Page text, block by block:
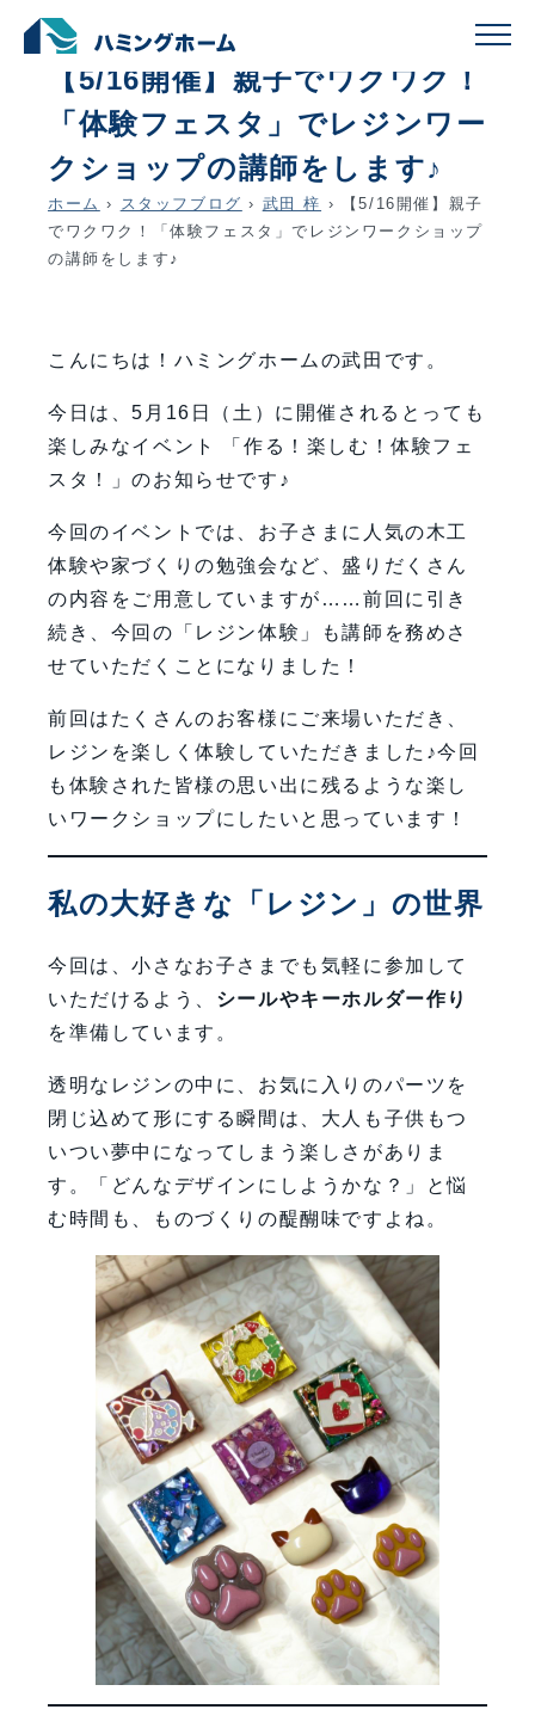
schedule
【5/16開催】親子でワクワク！
「体験フェスタ」でレジンワー
クショップの講師をします♪
ホーム › スタッフブログ › 武田 梓 › 【5/16開催】親子
でワクワク！「体験フェスタ」でレジンワークショップ
の講師をします♪
こんにちは！ハミングホームの武田です。
今日は、5月16日（土）に開催されるとっても
楽しみなイベント 「作る！楽しむ！体験フェ
スタ！」のお知らせです♪
今回のイベントでは、お子さまに人気の木工
体験や家づくりの勉強会など、盛りだくさん
の内容をご用意していますが……前回に引き
続き、今回の「レジン体験」も講師を務めさ
せていただくことになりました！
前回はたくさんのお客様にご来場いただき、
レジンを楽しく体験していただきました♪今回
も体験された皆様の思い出に残るような楽し
いワークショップにしたいと思っています！
私の大好きな「レジン」の世界
今回は、小さなお子さまでも気軽に参加して
いただけるよう、 シールやキーホルダー作り
を準備しています。
透明なレジンの中に、お気に入りのパーツを
閉じ込めて形にする瞬間は、大人も子供もつ
いつい夢中になってしまう楽しさがありま
す。「どんなデザインにしようかな？」と悩
む時間も、ものづくりの醍醐味ですよね。